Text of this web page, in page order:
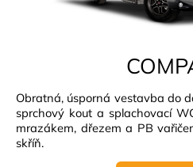
Obratná, úsporná vestavba do
sprchový kout a splachovací
mrazákem, dřezem a PB
skříň.